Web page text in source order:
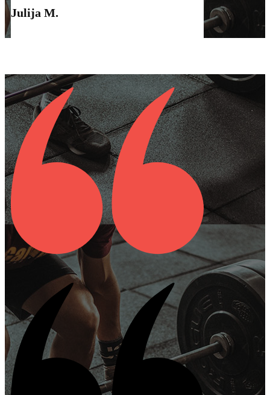
Julija M.